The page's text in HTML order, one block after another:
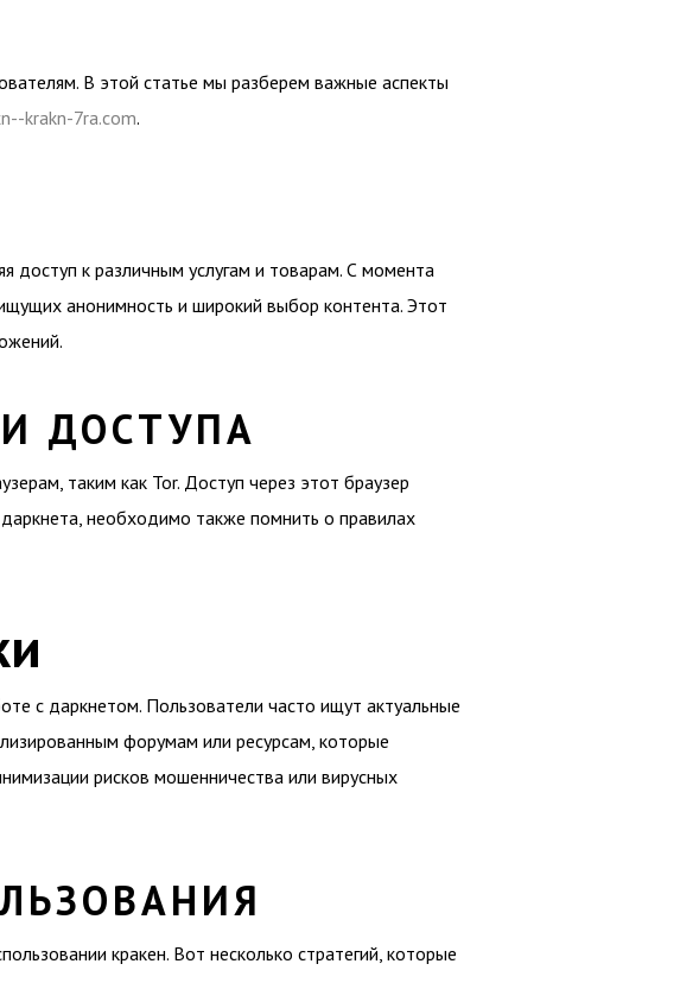
В этой статье мы разберем важные аспекты
krakn-7ra.com.
доступ к различным услугам и товарам. С момента
анонимность и широкий выбор контента. Этот
ДОСТУПА
таким как Tor. Доступ через этот браузер
необходимо также помнить о правилах
с даркнетом. Пользователи часто ищут актуальные
форумам или ресурсам, которые
рисков мошенничества или вирусных
кракен. Вот несколько стратегий, которые